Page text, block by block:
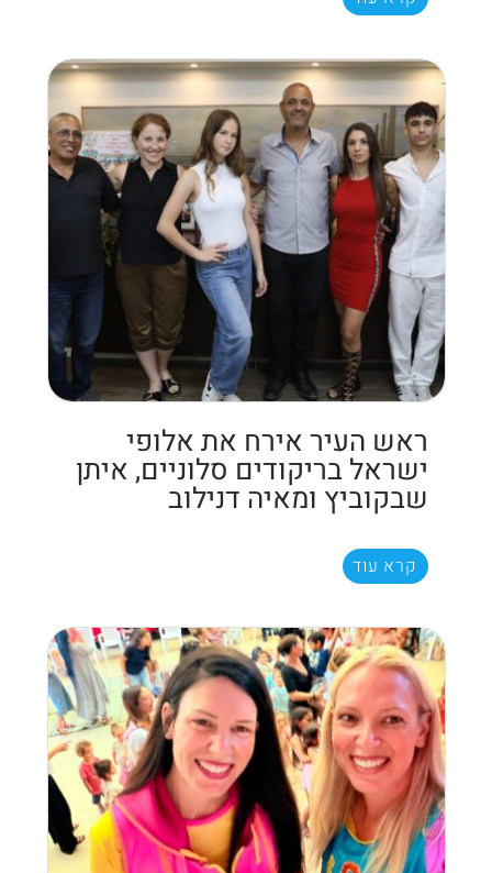
ראש העיר אירח את אלופי
ישראל בריקודים סלוניים, איתן
שבקוביץ ומאיה דנילוב
קרא עוד